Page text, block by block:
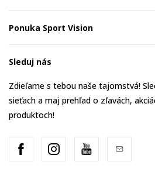
Ponuka Sport Vision
Sleduj nás
Zdieľame s tebou naše tajomstvá!
sieťach a maj prehľad o zľavách,
produktoch!